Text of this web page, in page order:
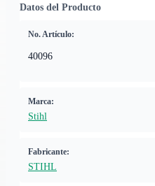
Datos del Producto
No. Artículo:
40096
Marca:
Stihl
Fabricante:
STIHL